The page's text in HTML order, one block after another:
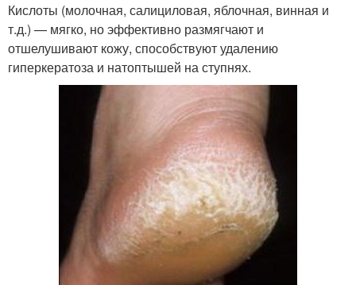
Кислоты (молочная, салициловая, яблочная, винная и
т.д.) — мягко, но эффективно размягчают и
отшелушивают кожу, способствуют удалению
гиперкератоза и натоптышей на ступнях.